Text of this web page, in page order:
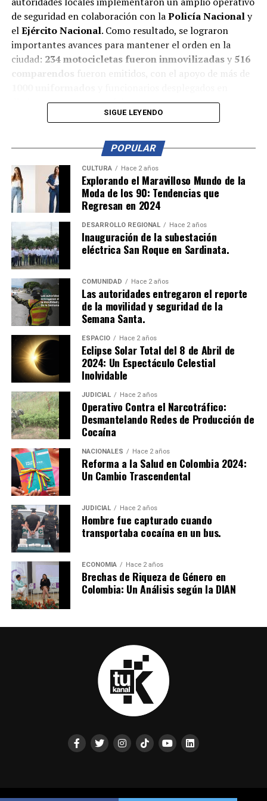
de seguridad en colaboración con laPolicía Nacionaly
elEjército Nacional. Como resultado, se lograron
importantes avances para mantener el orden en la
ciudad: 234 motocicletas fueron inmovilizadasy 516
comparendos
fueron emitidos, con el apoyo de más de
distintos puntos estratégicos.
, permitieron reducir las caravanas de motos que
alteran la convivencia, y gracias a los operativos,
registraron homicidios el 31 de octubre
controles abarcaroncentros comerciales, parques y el
Malecón , logrando que las familias pudieran disfrutar
de la celebración en un ambiente seguro y tranquilo.
Las autoridades destacaron el éxito de este despliegue
de seguridad y anunciaron que continuarán con este
tipo de controles en la ciudad para asegurar la
convivencia y tranquilidad de los ciudadanos en futuras
festividades.
SIGUE LEYENDO
POPULAR
CULTURA Hace 2 años
Explorando el Maravilloso Mundo de la
Moda de los 90: Tendencias que
Regresan en 2024
DESARROLLO REGIONAL Hace 2 años
Inauguración de la subestación
eléctrica San Roque en Sardinata.
COMUNIDAD Hace 2 años
Las autoridades entregaron el reporte
de la movilidad y seguridad de la
Semana Santa.
ESPACIO Hace 2 años
Eclipse Solar Total del 8 de Abril de
2024: Un Espectáculo Celestial
Inolvidable
JUDICIAL Hace 2 años
Operativo Contra el Narcotráfico:
Desmantelando Redes de Producción de
Cocaína
NACIONALES Hace 2 años
Reforma a la Salud en Colombia 2024:
Un Cambio Trascendental
JUDICIAL Hace 2 años
Hombre fue capturado cuando
transportaba cocaína en un bus.
ECONOMIA Hace 2 años
Brechas de Riqueza de Género en
Colombia: Un Análisis según la DIAN